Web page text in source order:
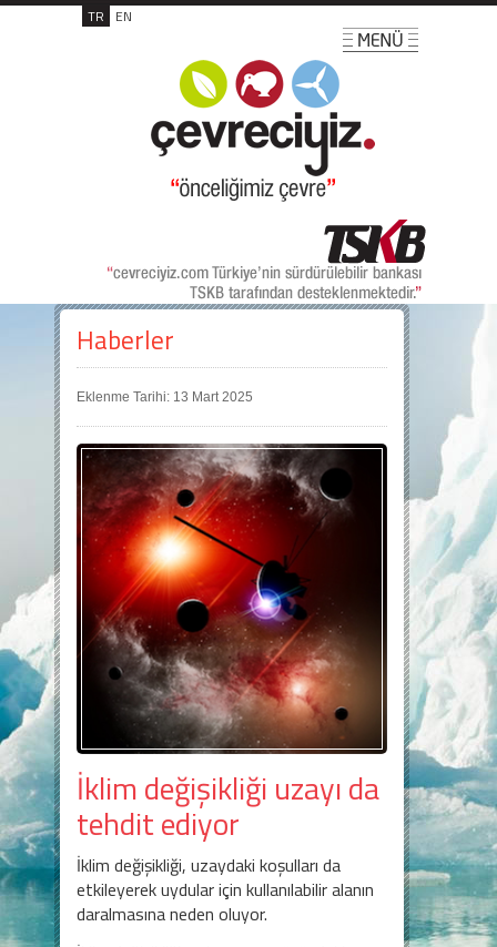
TR EN
Haberler
Eklenme Tarihi: 13 Mart 2025
İklim değişikliği uzayı da
tehdit ediyor
İklim değişikliği, uzaydaki koşulları da
etkileyerek uydular için kullanılabilir alanın
daralmasına neden oluyor.